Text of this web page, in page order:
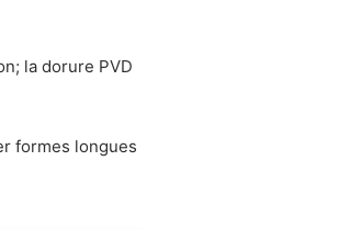
la dorure PVD
formes longues